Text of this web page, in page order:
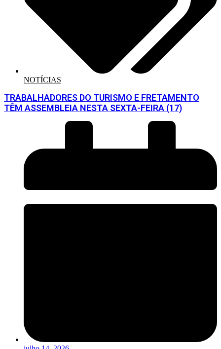
NOTÍCIAS
TRABALHADORES DO TURISMO E FRETAMENTO
TÊM ASSEMBLEIA NESTA SEXTA-FEIRA (17)